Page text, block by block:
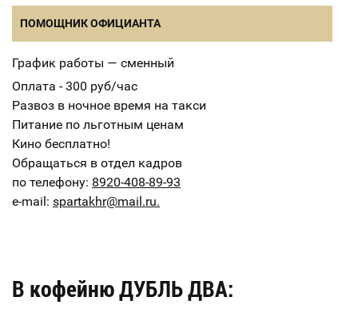
ПОМОЩНИК ОФИЦИАНТА
График работы — сменный
Оплата - 300 руб/час
Развоз в ночное время на такси
Питание по льготным ценам
Кино бесплатно!
Обращаться в отдел кадров
по телефону: 8920-408-89-93
e-mail: spartakhr@mail.ru.
В кофейню ДУБЛЬ ДВА: